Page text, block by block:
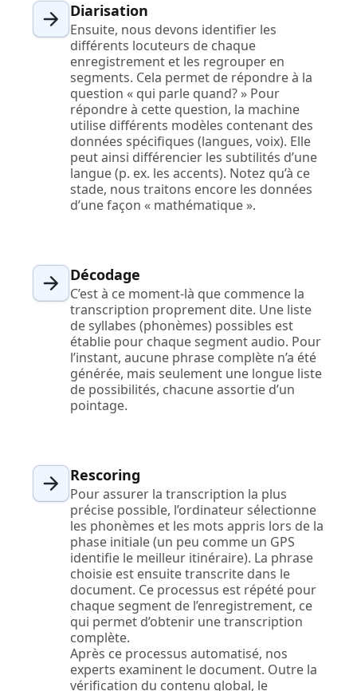
Diarisation
Ensuite, nous devons identifier les
différents locuteurs de chaque
enregistrement et les regrouper en
segments. Cela permet de répondre à la
question « qui parle quand? » Pour
répondre à cette question, la machine
utilise différents modèles contenant des
données spécifiques (langues, voix). Elle
peut ainsi différencier les subtilités d’une
langue (p. ex. les accents). Notez qu’à ce
stade, nous traitons encore les données
d’une façon « mathématique ».
Décodage
C’est à ce moment-là que commence la
transcription proprement dite. Une liste
de syllabes (phonèmes) possibles est
établie pour chaque segment audio. Pour
l’instant, aucune phrase complète n’a été
générée, mais seulement une longue liste
de possibilités, chacune assortie d’un
pointage.
Rescoring
Pour assurer la transcription la plus
précise possible, l’ordinateur sélectionne
les phonèmes et les mots appris lors de la
phase initiale (un peu comme un GPS
identifie le meilleur itinéraire). La phrase
choisie est ensuite transcrite dans le
document. Ce processus est répété pour
chaque segment de l’enregistrement, ce
qui permet d’obtenir une transcription
complète.
Après ce processus automatisé, nos
experts examinent le document. Outre la
vérification du contenu global, le